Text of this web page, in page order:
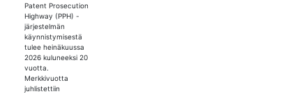
Patent Prosecution
Highway (PPH) -
järjestelmän
käynnistymisestä
tulee heinäkuussa
2026 kuluneeksi 20
vuotta.
Merkkivuotta
juhlistettiin